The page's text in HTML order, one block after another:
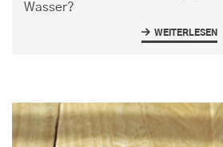
Wasser?
WEITERLESEN